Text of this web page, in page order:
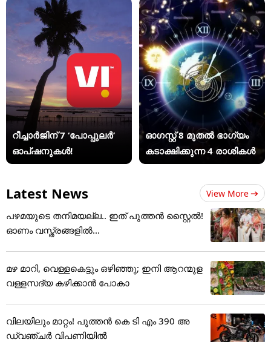
റീച്ചാർജിന് 7 ‘പോപ്പുലർ’
ഓപ്ഷനുകൾ!
ഓഗസ്റ്റ് 8 മുതൽ ഭാഗ്യം
കടാക്ഷിക്കുന്ന 4 രാശികൾ
Latest News View More
പഴമയുടെ തനിമയല്ല.. ഇത് പുത്തൻ സ്റ്റൈൽ!
ഓണം വസ്ത്രങ്ങളിൽ...
മഴ മാറി, വെള്ളകെട്ടും ഒഴിഞ്ഞു; ഇനി ആറന്മുള
വള്ളസദ്യ കഴിക്കാൻ പോകാ
വിലയിലും മാറ്റം! പുത്തൻ കെ ടി എം 390 അ
ഡ്വഞ്ചർ വിപണിയിൽ